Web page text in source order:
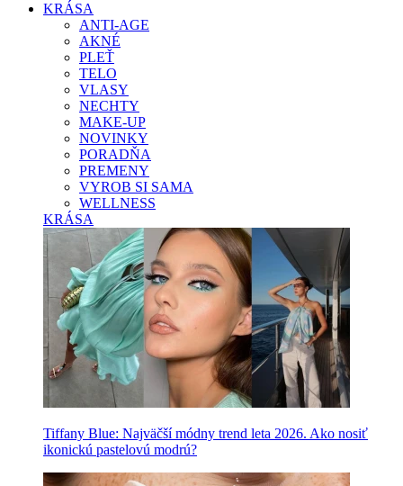
KRÁSA
ANTI-AGE
AKNÉ
PLEŤ
TELO
VLASY
NECHTY
MAKE-UP
NOVINKY
PORADŇA
PREMENY
VYROB SI SAMA
WELLNESS
KRÁSA
Tiffany Blue: Najväčší módny trend leta 2026. Ako nosiť
ikonickú pastelovú modrú?